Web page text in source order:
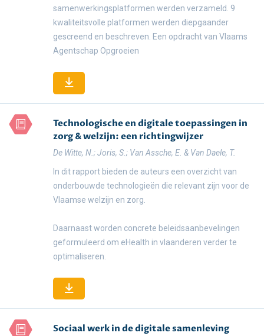
samenwerkingsplatformen werden verzameld. 9
kwaliteitsvolle platformen werden diepgaander
gescreend en beschreven. Een opdracht van Vlaams
Agentschap Opgroeien
Technologische en digitale toepassingen in
zorg & welzijn: een richtingwijzer
De Witte, N.; Joris, S.; Van Assche, E. & Van Daele, T.
In dit rapport bieden de auteurs een overzicht van
onderbouwde technologieën die relevant zijn voor de
Vlaamse welzijn en zorg.
Daarnaast worden concrete beleidsaanbevelingen
geformuleerd om eHealth in vlaanderen verder te
optimaliseren.
Sociaal werk in de digitale samenleving